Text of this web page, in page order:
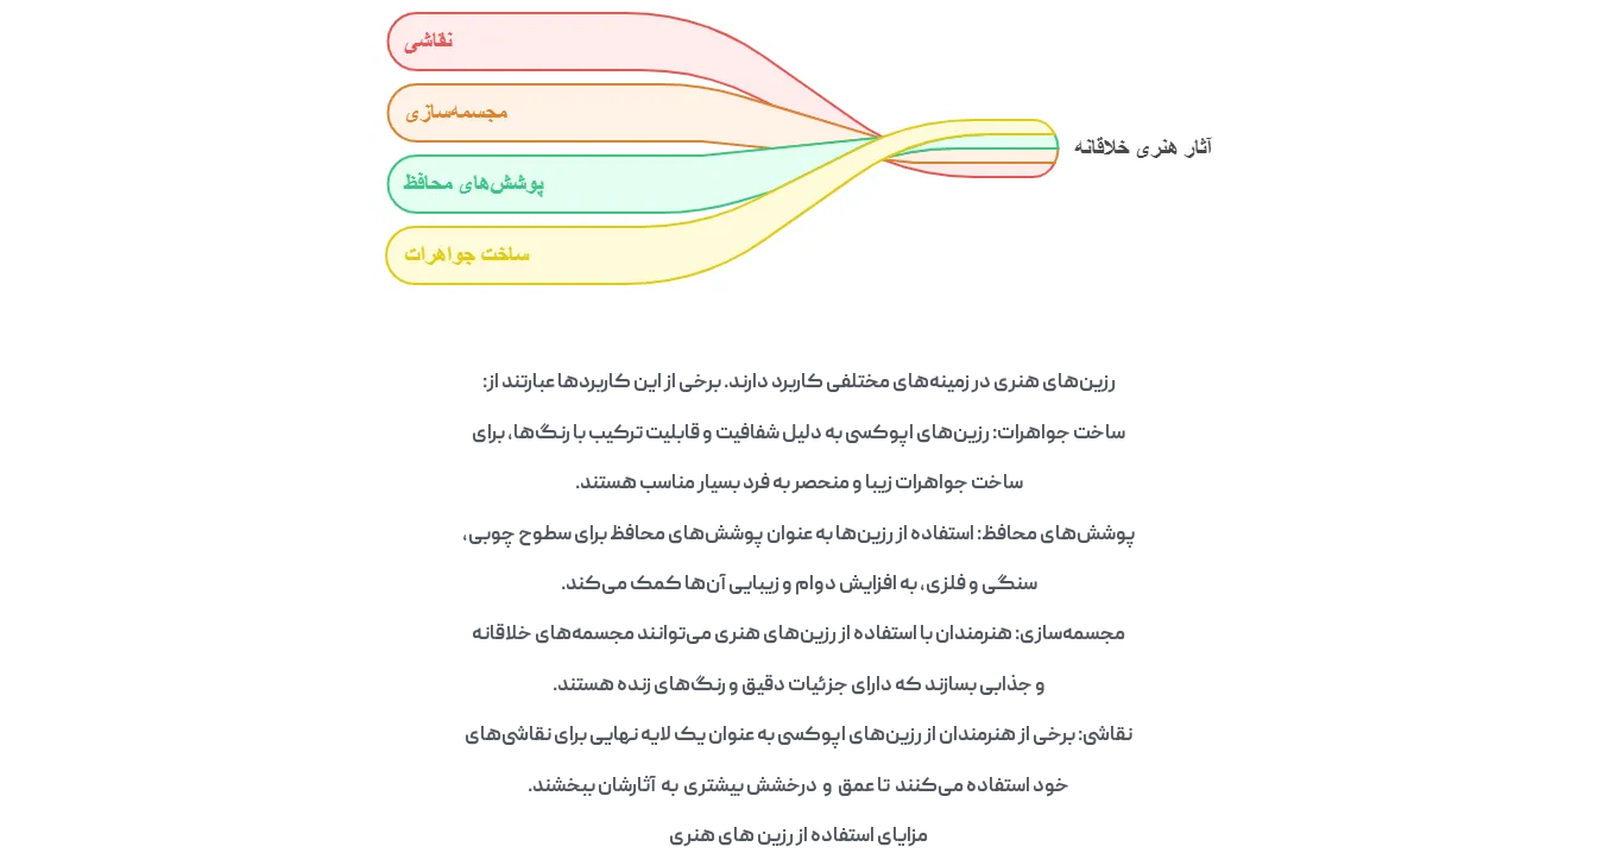
رزین‌های هنری در زمینه‌های مختلفی کاربرد دارند. برخی از این کاربردها عبارتند از:
ساخت جواهرات: رزین‌های اپوکسی به دلیل شفافیت و قابلیت ترکیب با رنگ‌ها، برای
ساخت جواهرات زیبا و منحصر به فرد بسیار مناسب هستند.
پوشش‌های محافظ: استفاده از رزین‌ها به عنوان پوشش‌های محافظ برای سطوح چوبی،
سنگی و فلزی، به افزایش دوام و زیبایی آن‌ها کمک می‌کند.
مجسمه‌سازی: هنرمندان با استفاده از رزین‌های هنری می‌توانند مجسمه‌های خلاقانه
و جذابی بسازند که دارای جزئیات دقیق و رنگ‌های زنده هستند.
نقاشی: برخی از هنرمندان از رزین‌های اپوکسی به عنوان یک لایه نهایی برای نقاشی‌های
خود استفاده می‌کنند تا عمق و درخشش بیشتری به آثارشان ببخشند.
مزایای استفاده از رزین های هنری